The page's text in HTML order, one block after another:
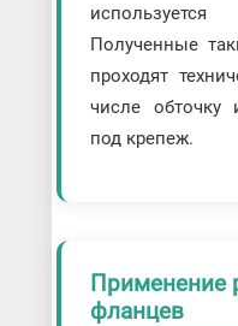
Полученные
проходят
числе обточку
под крепеж.
Применение
фланцев